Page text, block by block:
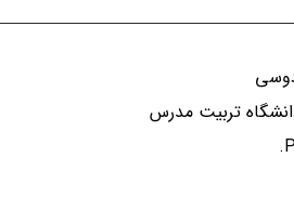
تربیت مدرس